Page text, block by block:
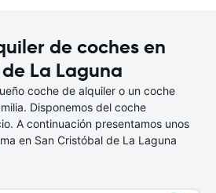
de coches en
La Laguna
coche de alquiler o un coche
Disponemos del coche
A continuación presentamos unos
en San Cristóbal de La Laguna